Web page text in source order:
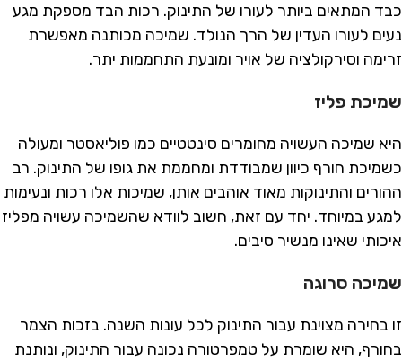
כבד המתאים ביותר לעורו של התינוק. רכות הבד מספקת מגע
נעים לעורו העדין של הרך הנולד. שמיכה מכותנה מאפשרת
זרימה וסירקולציה של אויר ומונעת התחממות יתר.
שמיכת פליז
היא שמיכה העשויה מחומרים סינטטיים כמו פוליאסטר ומעולה
כשמיכת חורף כיוון שמבודדת ומחממת את גופו של התינוק. רב
ההורים והתינוקות מאוד אוהבים אותן, שמיכות אלו רכות ונעימות
למגע במיוחד. יחד עם זאת, חשוב לוודא שהשמיכה עשויה מפליז
איכותי שאינו מנשיר סיבים.
שמיכה סרוגה
זו בחירה מצוינת עבור התינוק לכל עונות השנה. בזכות הצמר
בחורף, היא שומרת על טמפרטורה נכונה עבור התינוק, ונותנת